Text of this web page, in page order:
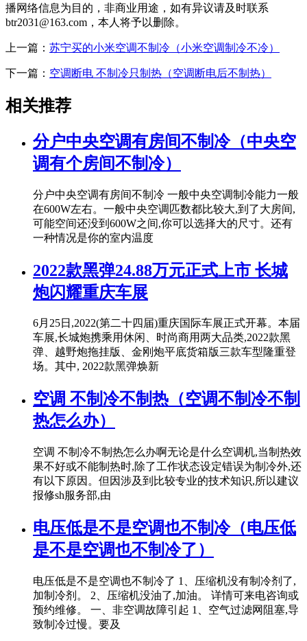
播网络信息为目的，非商业用途，如有异议请及时联系
btr2031@163.com，本人将予以删除。
上一篇： 苏宁买的小米空调不制冷（小米空调制冷不冷）
下一篇： 空调断电 不制冷只制热（空调断电后不制热）
相关推荐
分户中央空调有房间不制冷（中央空
调有个房间不制冷）
分户中央空调有房间不制冷 一般中央空调制冷能力一般
在600W左右。一般中央空调匹数都比较大,到了大房间,
可能空间还没到600W之间,你可以选择大的尺寸。还有
一种情况是你的室内温度
2022款黑弹24.88万元正式上市 长城
炮闪耀重庆车展
6月25日,2022(第二十四届)重庆国际车展正式开幕。本届
车展,长城炮携乘用休闲、时尚商用两大品类,2022款黑
弹、越野炮拖挂版、金刚炮平底货箱版三款车型隆重登
场。其中, 2022款黑弹焕新
空调 不制冷不制热（空调不制冷不制
热怎么办）
空调 不制冷不制热怎么办啊无论是什么空调机,当制热效
果不好或不能制热时,除了工作状态设定错误为制冷外,还
有以下原因。但因涉及到比较专业的技术知识,所以建议
报修sh服务部,由
电压低是不是空调也不制冷（电压低
是不是空调也不制冷了）
电压低是不是空调也不制冷了 1、压缩机没有制冷剂了,
加制冷剂。 2、压缩机没油了,加油。 详情可来电咨询或
预约维修。 一、非空调故障引起 1、空气过滤网阻塞,导
致制冷过慢。要及